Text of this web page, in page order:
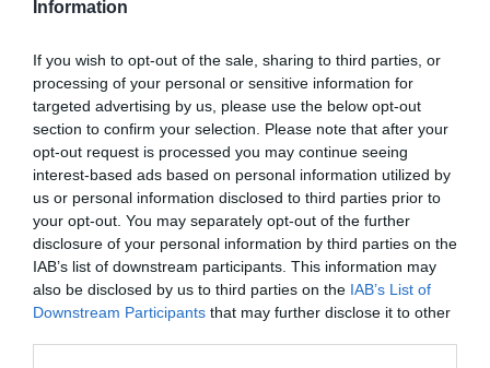
Information
If you wish to opt-out of the sale, sharing to third parties, or
processing of your personal or sensitive information for
targeted advertising by us, please use the below opt-out
section to confirm your selection. Please note that after your
opt-out request is processed you may continue seeing
interest-based ads based on personal information utilized by
us or personal information disclosed to third parties prior to
your opt-out. You may separately opt-out of the further
disclosure of your personal information by third parties on the
IAB’s list of downstream participants. This information may
also be disclosed by us to third parties on the IAB’s List of
Downstream Participants that may further disclose it to other
Πολιτισμό στο
Culturenow.gr
Νέοι Διαγωνισμοί❯
Tags
ΑΘΗΝΑ 2018 - ΠΑΓΚΟΣΜΙΑ ΠΡΩΤΕΥΟΥΣΑ ΒΙΒΛΙΟΥ
ΑΛΕΚΟΣ ΣΥΣΣΟΒΙΤΗΣ
ΔΙΑΛΕΞΕΙΣ - ΟΜΙΛΙΕΣ
ΕΚΔΟΣΕΙΣ ΜΙΚΡΗ ΑΡΚΤΟΣ
ΝΙΚΟΣ ΘΡΑΣΥΒΟΥΛΟΥ
ΠΑΓΚΟΣΜΙΑ ΗΜΕΡΑ ΠΟΙΗΣΗΣ
ΠΟΙΗΣΗ
ΣΤΡΑΤΗΣ ΠΑΣΧΑΛΗΣ